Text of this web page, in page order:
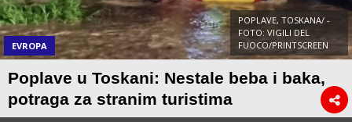
EVROPA
POPLAVE, TOSKANA/ -
FOTO: VIGILI DEL
FUOCO/PRINTSCREEN
Poplave u Toskani: Nestale beba i baka,
potraga za stranim turistima